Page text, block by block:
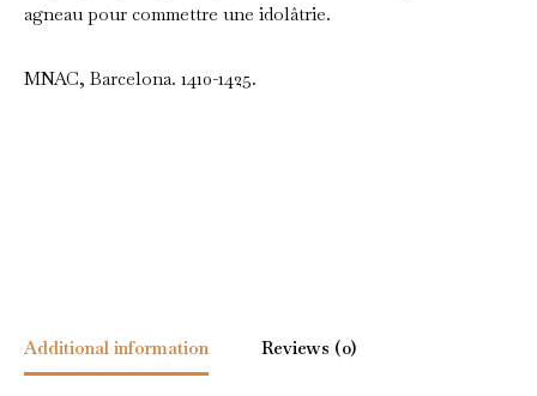
agneau pour commettre une idolâtrie.
MNAC, Barcelona. 1410-1425.
Additional information Reviews (0)